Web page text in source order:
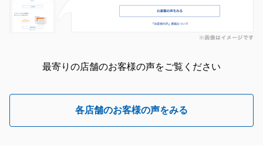
最寄りの店舗のお客様の声をご覧ください
各店舗のお客様の声をみる